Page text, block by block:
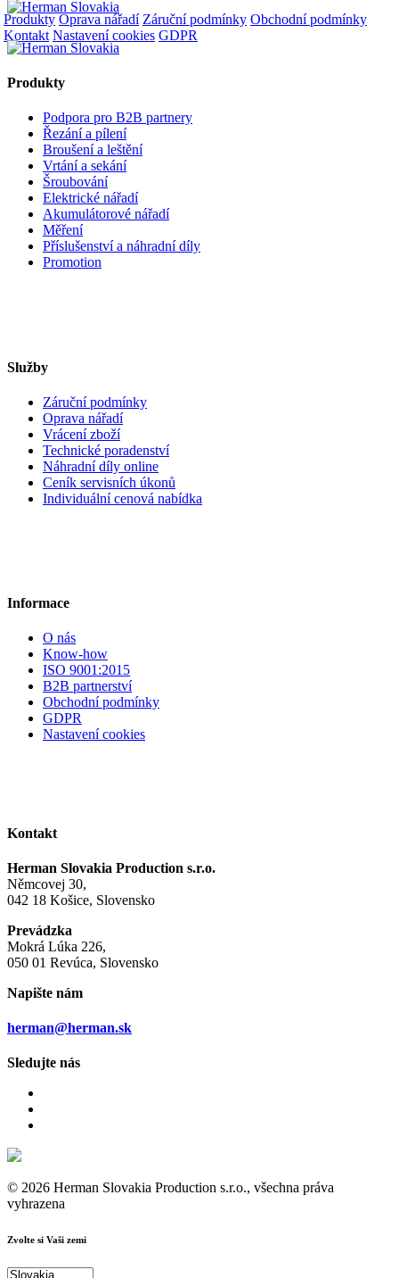
Produkty Oprava nářadí Záruční podmínky Obchodní podmínky
Kontakt Nastavení cookies GDPR
Produkty
Podpora pro B2B partnery
Řezání a pílení
Broušení a leštění
Vrtání a sekání
Šroubování
Elektrické nářadí
Akumulátorové nářadí
Měření
Příslušenství a náhradní díly
Promotion
Služby
Záruční podmínky
Oprava nářadí
Vrácení zboží
Technické poradenství
Náhradní díly online
Ceník servisních úkonů
Individuální cenová nabídka
Informace
O nás
Know-how
ISO 9001:2015
B2B partnerství
Obchodní podmínky
GDPR
Nastavení cookies
Kontakt
Herman Slovakia Production s.r.o.
Němcovej 30,
042 18 Košice, Slovensko
Prevádzka
Mokrá Lúka 226,
050 01 Revúca, Slovensko
Napište nám
herman@herman.sk
Sledujte nás
© 2026 Herman Slovakia Production s.r.o., všechna práva
vyhrazena
Zvolte si Vaši zemi